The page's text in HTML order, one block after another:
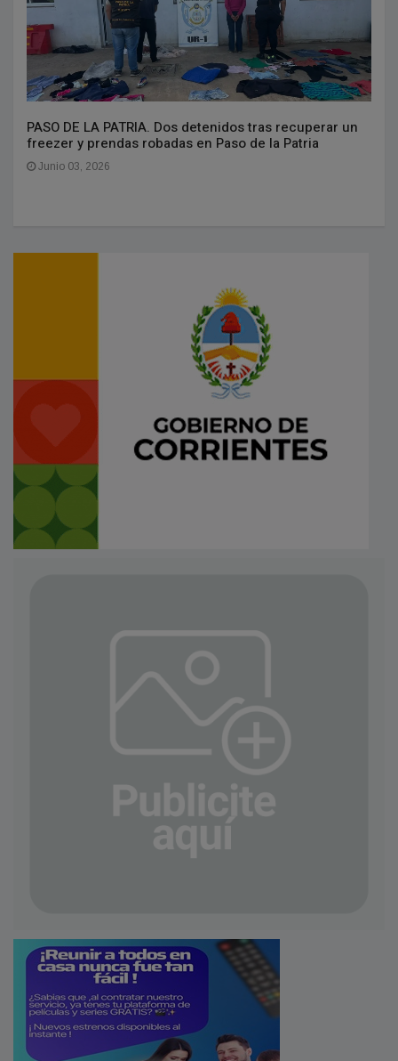
PASO DE LA PATRIA. Dos detenidos tras recuperar un
freezer y prendas robadas en Paso de la Patria
Junio 03, 2026